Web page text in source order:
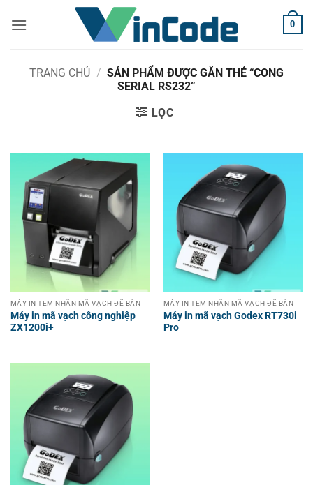
qua
0
TRANG CHỦ / SẢN PHẨM ĐƯỢC GẮN THẺ “CONG
SERIAL RS232”
LỌC
MÁY IN TEM NHÃN MÃ VẠCH ĐỂ BÀN
Máy in mã vạch công nghiệp
ZX1200i+
MÁY IN TEM NHÃN MÃ VẠCH ĐỂ BÀN
Máy in mã vạch Godex RT730i
Pro